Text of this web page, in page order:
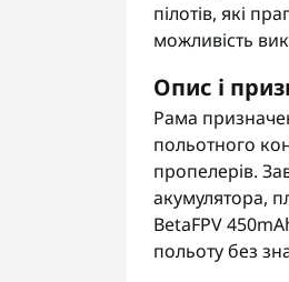
пілотів, які
можливість
Опис і
Рама
польотного
пропелерів.
акумулятора,
BetaFPV
польоту без